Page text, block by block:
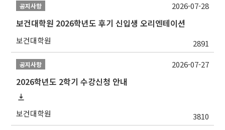
공지사항
보건대학원 2026학년도 후기 신입생 오리엔테이션
보건대학원 2891
2026-07-28
공지사항
2026학년도 2학기 수강신청 안내
보건대학원 3810
2026-07-27